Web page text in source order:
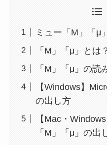
ミュー「Μ」「μ
「Μ」「μ」とは
「Μ」「μ」の読
【Windows】
の出し方
【Mac・
「Μ」「μ」の出